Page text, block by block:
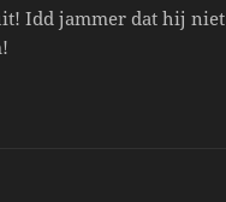
Idd jammer dat hij